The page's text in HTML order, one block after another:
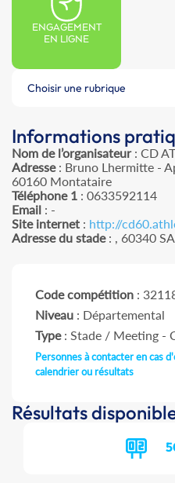
ENGAGEMENT
EN LIGNE
Choisir une rubrique
Informations
Nom de l’organisateur: CD
Adresse: Bruno Lhermitte -
60160 Montataire
Téléphone 1 : 0633592114
Email : -
Site internet : http://
Adresse du stade: , 60340
Code compétition :
Niveau : Départemental
Type: Stade / Meeting -
Personnes à contacter en cas
calendrier ou résultats
Résultats